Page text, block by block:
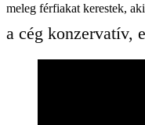
meleg férfiakat kerestek,
a cég konzervatív,